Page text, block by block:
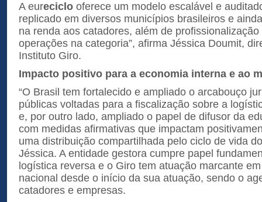
A eureciclo oferece um modelo escalável e
replicado em diversos municípios brasileiros e
na renda aos catadores, além de
operações na categoria”, afirma Jéssica Doumit,
Instituto Giro.
Impacto positivo para a economia interna e ao
“O Brasil tem fortalecido e ampliado o arcabouço
públicas voltadas para a fiscalização sobre a
e, por outro lado, ampliado o papel de difusor da
com medidas afirmativas que impactam
uma distribuição compartilhada pelo ciclo de vida
Jéssica. A entidade gestora cumpre papel
logística reversa e o Giro tem atuação marcante
nacional desde o início da sua atuação, sendo o
catadores e empresas.